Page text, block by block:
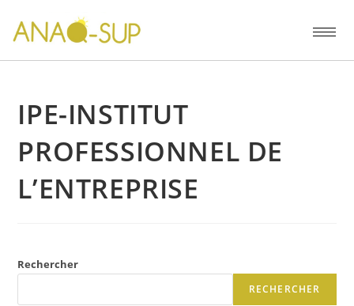
IPE-INSTITUT
PROFESSIONNEL DE
L’ENTREPRISE
Rechercher
RECHERCHER